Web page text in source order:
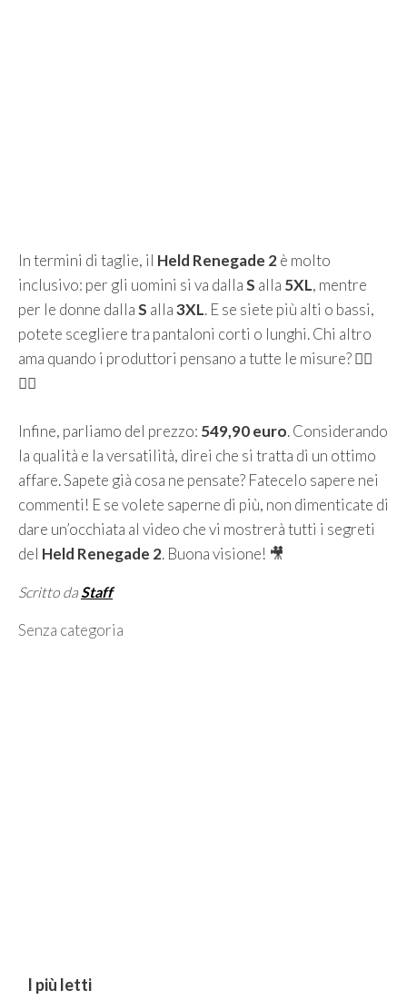
In termini di taglie, il Held Renegade 2è molto
inclusivo: per gli uomini si va dallaS alla 5XL, mentre
per le donne dallaS alla3XL. E se siete più alti o bassi,
potete scegliere tra pantaloni corti o lunghi. Chi altro
ama quando i produttori pensano a tutte le misure? 🙋‍♀️
🙋‍♂️
Infine, parliamo del prezzo: 549,90 euro. Considerando
la qualità e la versatilità, direi che si tratta di un ottimo
affare. Sapete già cosa ne pensate? Fatecelo sapere nei
commenti! E se volete saperne di più, non dimenticate di
dare un’occhiata al video che vi mostrerà tutti i segreti
del Held Renegade 2. Buona visione! 🎥
Scritto da Staff
Categorie
Senza categoria
I più letti